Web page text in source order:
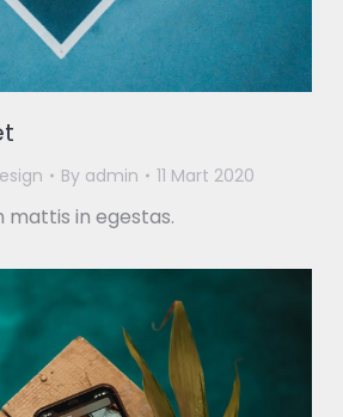
By admin 11 Mart 2020
mattis in egestas.